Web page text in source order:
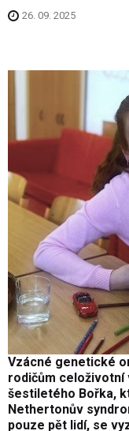
26. 09. 2025
Vzácné genetické
rodičům celoživotní
šestiletého Bořka,
Nethertonův
pouze pět lidí, se